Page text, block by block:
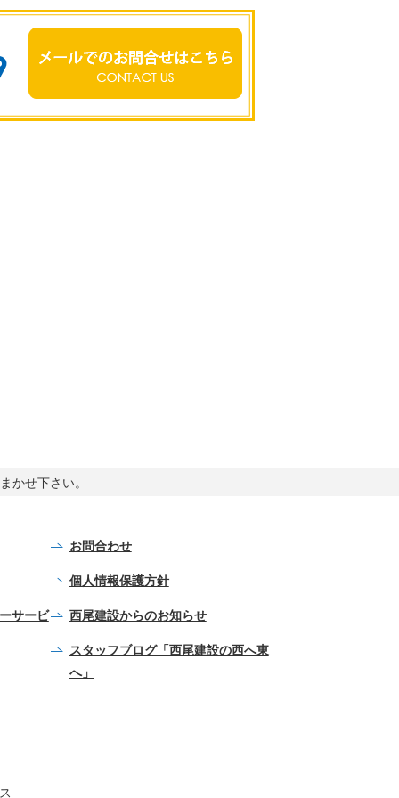
かせ下さい。
サービ
お問合わせ
個人情報保護方針
西尾建設からのお知らせ
スタッフブログ「西尾建設の西へ東
へ」